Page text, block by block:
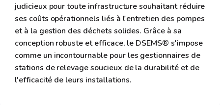
judicieux pour toute infrastructure souhaitant réduire
ses coûts opérationnels liés à l'entretien des pompes
et à la gestion des déchets solides. Grâce à sa
conception robuste et efficace, le DSEMS® s'impose
comme un incontournable pour les gestionnaires de
stations de relevage soucieux de la durabilité et de
l'efficacité de leurs installations.